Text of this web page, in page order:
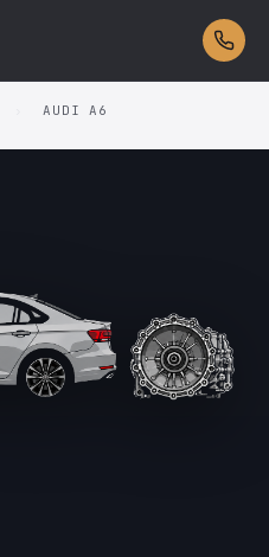
AUDI A6